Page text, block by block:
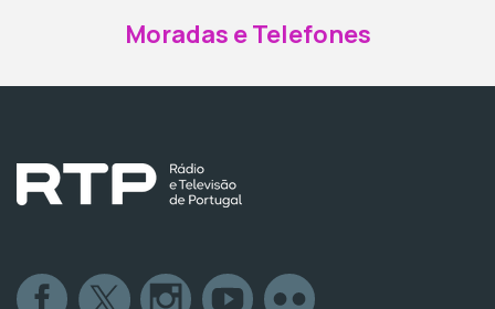
Moradas e Telefones